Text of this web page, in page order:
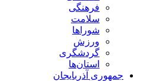
فرهنگی
سلامت
شوراها
ورزش
گردشگری
استان‌ها
جمهوری آذربایجان